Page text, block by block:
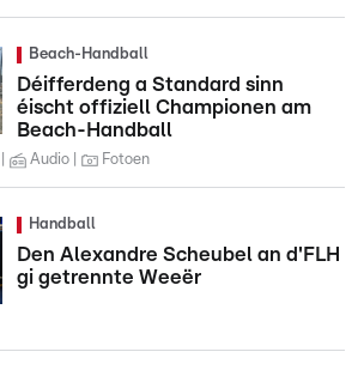
Beach-Handball
Déifferdeng a Standard sinn
éischt offiziell Championen am
Beach-Handball
Audio Fotoen
Handball
Den Alexandre Scheubel an d'FLH
gi getrennte Weeër